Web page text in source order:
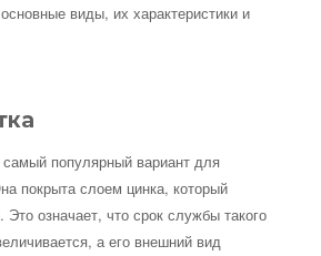
виды, их характеристики и
популярный вариант для
покрыта слоем цинка, который
означает, что срок службы такого
а его внешний вид